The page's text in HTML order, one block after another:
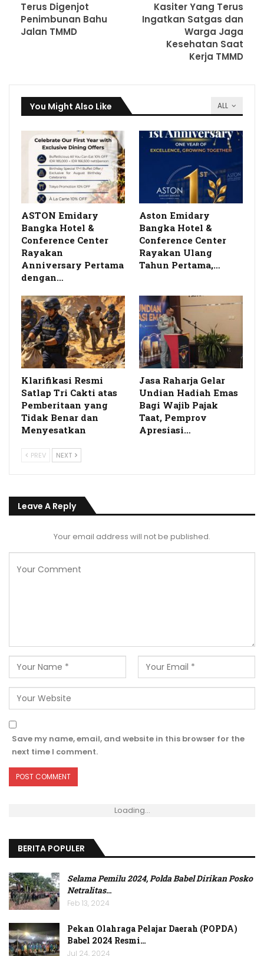
Terus Digenjot
Penimbunan Bahu
Jalan TMMD
Kasiter Yang Terus
Ingatkan Satgas dan
Warga Jaga
Kesehatan Saat
Kerja TMMD
ALL
You Might Also Like
ASTON Emidary
Bangka Hotel &
Conference Center
Rayakan
Anniversary Pertama
dengan…
Aston Emidary
Bangka Hotel &
Conference Center
Rayakan Ulang
Tahun Pertama,…
Klarifikasi Resmi
Satlap Tri Cakti atas
Pemberitaan yang
Tidak Benar dan
Menyesatkan
Jasa Raharja Gelar
Undian Hadiah Emas
Bagi Wajib Pajak
Taat, Pemprov
Apresiasi…
PREV NEXT
Leave A Reply
Your email address will not be published.
Save my name, email, and website in this browser for the
next time I comment.
Loading...
BERITA POPULER
Selama Pemilu 2024, Polda Babel Dirikan Posko
Netralitas…
Feb 13, 2024
Pekan Olahraga Pelajar Daerah (POPDA)
Babel 2024 Resmi…
Jul 24, 2024